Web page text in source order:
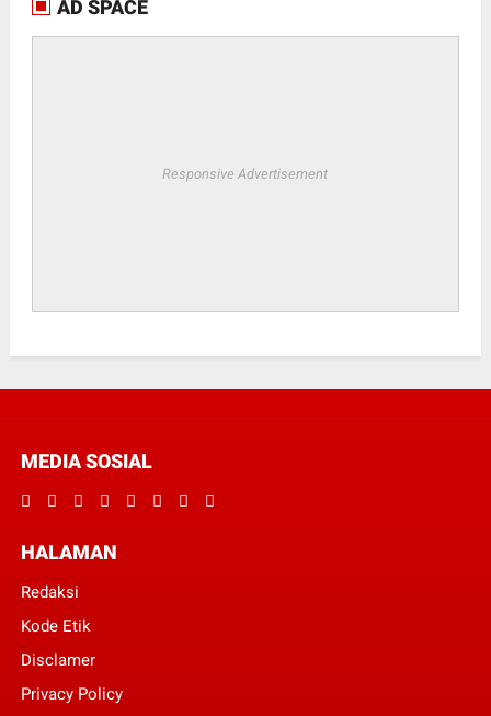
AD SPACE
Responsive Advertisement
MEDIA SOSIAL
HALAMAN
Redaksi
Kode Etik
Disclamer
Privacy Policy